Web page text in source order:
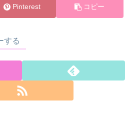
Pinterest コピー
する